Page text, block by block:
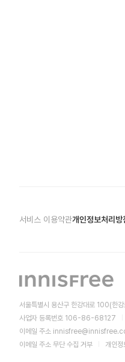
서울특별시 용산구 한강대로 100(한
사업자 등록번호 106-86-68127
이메일 주소
이메일 주소 무단 수집 거부
개인
서비스 이용약관개인정보처리방